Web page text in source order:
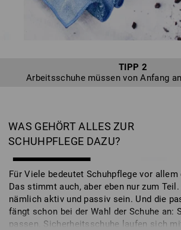
Ganz nach unserem Motto "enjoy work"
daher Tipps für die optimale
Sie lange Freude und ein sicheres Gefühl
TIPP 2
Arbeitsschuhe müssen von Anfang
WAS GEHÖRT ALLES ZUR
SCHUHPFLEGE DAZU?
Für Viele bedeutet Schuhpflege vor allem
Das stimmt auch, aber eben nur zum
nämlich aktiv und passiv sein. Und die
fängt schon bei der Wahl der Schuhe an:
passen. Sicherheitsschuhe laufen sich